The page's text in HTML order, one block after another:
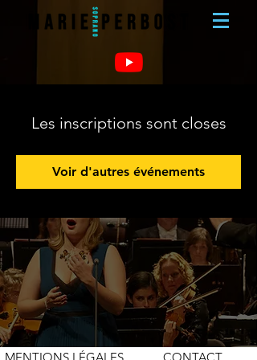
Les inscriptions sont closes
Voir d'autres événements